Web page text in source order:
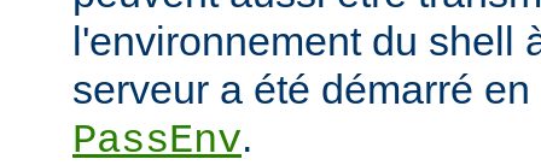
l'environnement du shell
serveur a été démarré
PassEnv.